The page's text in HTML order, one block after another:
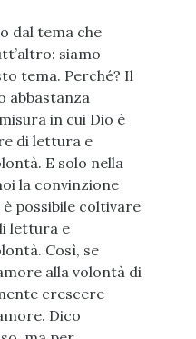
dal tema che
siamo
tema. Perché? Il
abbastanza
in cui Dio è
di lettura e
E solo nella
la convinzione
possibile coltivare
lettura e
Così, se
alla volontà di
crescere
Dico